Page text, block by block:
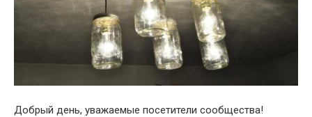
Добрый день, уважаемые посетители сообщества!